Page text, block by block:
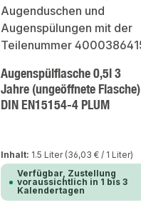
Augenspülflasche 0,5l 3
Jahre (ungeöffnete Flasche)
DIN EN15154-4 PLUM
Inhalt: 1.5 Liter (36,03 € / 1 Liter)
Verfügbar, Zustellung
voraussichtlich in 1 bis 3
Kalendertagen